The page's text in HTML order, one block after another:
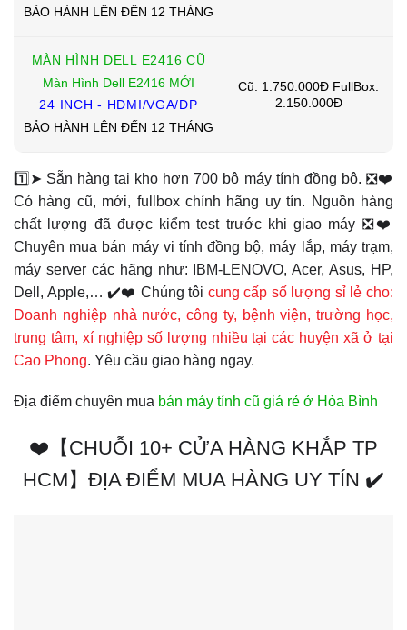
BẢO HÀNH LÊN ĐẾN 12 THÁNG
MÀN HÌNH DELL E2416 CŨ
Màn Hình Dell E2416 MỚI
24 INCH - HDMI/VGA/DP
BẢO HÀNH LÊN ĐẾN 12 THÁNG
Cũ: 1.750.000Đ FullBox:
2.150.000Đ
1️⃣➤ Sẵn hàng tại kho hơn 700 bộ máy tính đồng bộ. ❎❤️
Có hàng cũ, mới, fullbox chính hãng uy tín. Nguồn hàng
chất lượng đã được kiểm test trước khi giao máy ❎❤️
Chuyên mua bán máy vi tính đồng bộ, máy lắp, máy trạm,
máy server các hãng như: IBM-LENOVO, Acer, Asus, HP,
Dell, Apple,… ✔️❤️ Chúng tôi cung cấp số lượng sỉ lẻ cho:
Doanh nghiệp nhà nước, công ty, bệnh viện, trường học,
trung tâm, xí nghiệp số lượng nhiều tại các huyện xã ở tại
Cao Phong. Yêu cầu giao hàng ngay.
Địa điểm chuyên mua bán máy tính cũ giá rẻ ở Hòa Bình
❤️【CHUỖI 10+ CỬA HÀNG KHẮP TP
HCM】ĐỊA ĐIỂM MUA HÀNG UY TÍN ✔️